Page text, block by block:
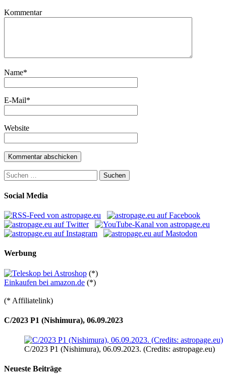
Kommentar
Name*
E-Mail*
Website
Suchen
nach:
Social Media
Werbung
(*)
Einkaufen bei amazon.de (*)
(* Affiliatelink)
C/2023 P1 (Nishimura), 06.09.2023
C/2023 P1 (Nishimura), 06.09.2023. (Credits: astropage.eu)
Neueste Beiträge